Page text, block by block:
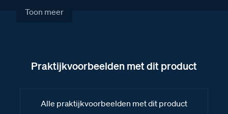
Fabrieksschema BT-Module audio
Toon meer
Praktijkvoorbeelden met dit product
Alle praktijkvoorbeelden met dit product